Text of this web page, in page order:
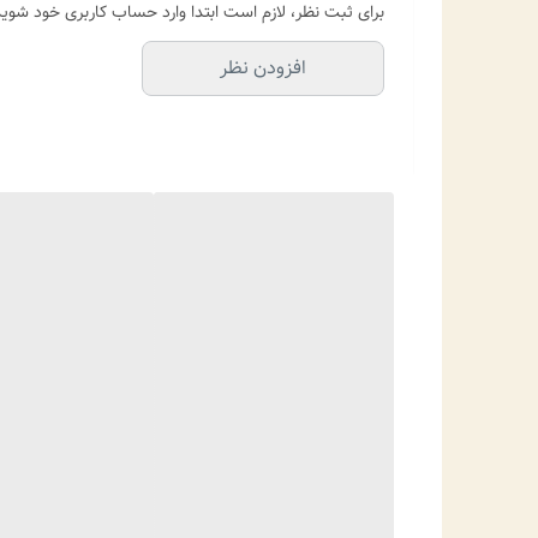
برای ثبت نظر، لازم است ابتدا وارد حساب کاربری خود
افزودن نظر